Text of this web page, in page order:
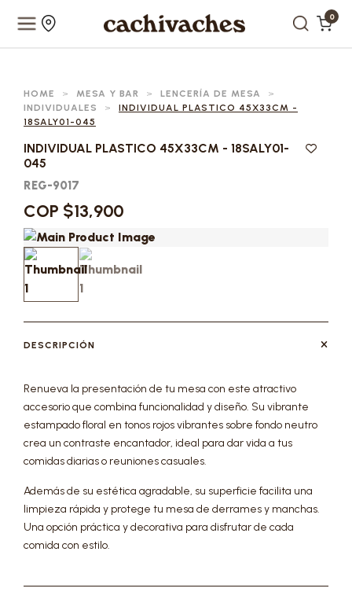
0
HOME > MESA Y BAR > LENCERÍA DE MESA
>
INDIVIDUALES
>
INDIVIDUAL PLASTICO 45X33CM -
18SALY01-045
INDIVIDUAL PLASTICO 45X33CM - 18SALY01-
045
REG-9017
COP $13,900
DESCRIPCIÓN
Renueva la presentación de tu mesa con este atractivo
accesorio que combina funcionalidad y diseño. Su vibrante
estampado floral en tonos rojos vibrantes sobre fondo neutro
crea un contraste encantador, ideal para dar vida a tus
comidas diarias o reuniones casuales.
Además de su estética agradable, su superficie facilita una
limpieza rápida y protege tu mesa de derrames y manchas.
Una opción práctica y decorativa para disfrutar de cada
comida con estilo.